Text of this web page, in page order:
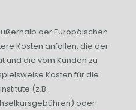
der Europäischen
Kosten anfallen, die der
und die vom Kunden zu
Kosten für die
(z.B.
oder